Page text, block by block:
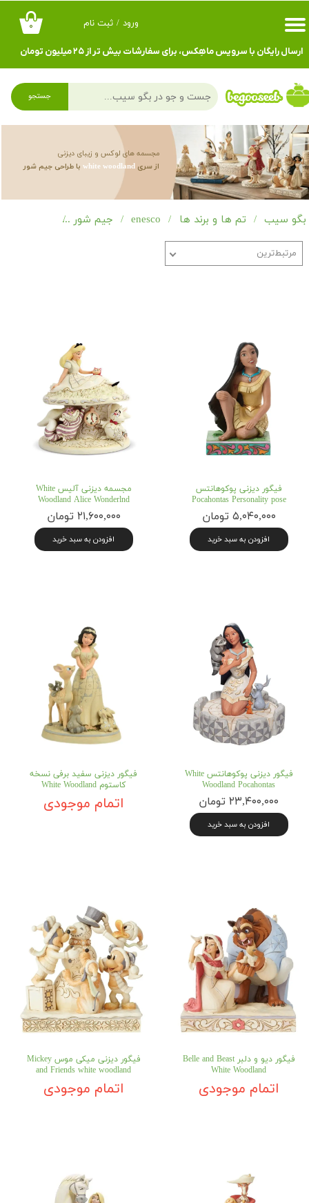
۰ ورود / ثبت نام
حساب کاربری من
تغییر گذر واژه
سفارشات
خروج از حساب کاربری
ارسال رایگان با سرویس ماهِکس، برای سفارشات بیش تر از ۲۵ میلیون تومان
جستجو
مجسمه های لوکس و زیبای دیزنی
از سریwhite woodland با طراحی جیم شور
بگو سیب تم ها و برند ها enesco جیم شور
مرتبط‌ترین
فیگور دیزنی پوکوهانتس
Pocahontas Personality pose
۵,۰۴۰,۰۰۰ تومان
افزودن به سبد خرید
مجسمه دیزنی آلیس White
Woodland Alice Wonderlnd
۲۱,۶۰۰,۰۰۰ تومان
افزودن به سبد خرید
فیگور دیزنی پوکوهانتس White
Woodland Pocahontas
۲۳,۴۰۰,۰۰۰ تومان
افزودن به سبد خرید
فیگور دیزنی سفید برفی نسخه
کاستوم White Woodland
اتمام موجودی
فیگور دیو و دلبر Belle and Beast
White Woodland
اتمام موجودی
فیگور دیزنی میکی موس Mickey
and Friends white woodland
اتمام موجودی